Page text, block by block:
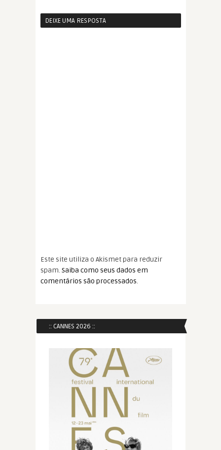
DEIXE UMA RESPOSTA
Este site utiliza o Akismet para reduzir
spam. Saiba como seus dados em
comentários são processados.
:: CANNES 2026 ::